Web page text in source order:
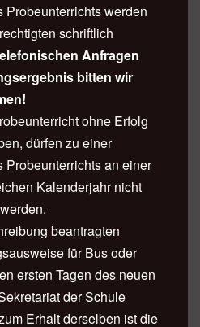
Probeunterrichts werden
schriftlich
Anfragen
bitten wir
ohne Erfolg
dürfen zu einer
Probeunterrichts an einer
Kalenderjahr nicht
beantragten
für Bus oder
ersten Tagen des neuen
der Schule
Erhalt derselben ist die